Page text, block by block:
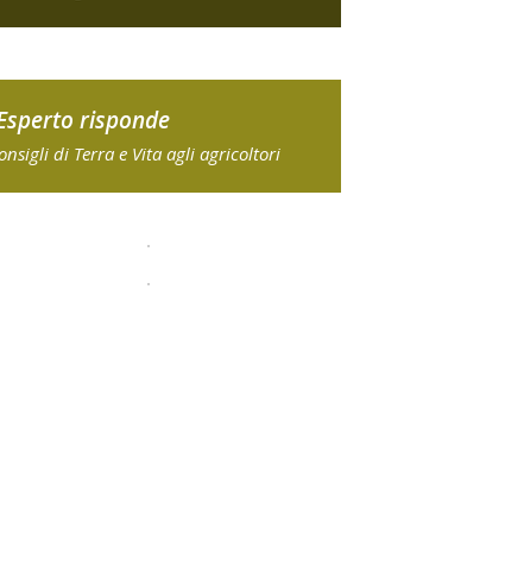
risponde
di Terra e Vita agli agricoltori